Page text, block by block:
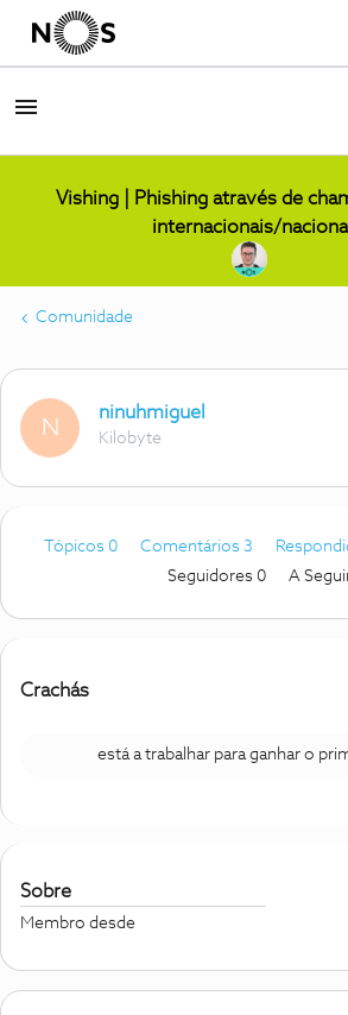
Vishing | Phishing através de
internacionais/
Comunidade
N
ninuhmiguel
Kilobyte
Tópicos 0 Comentários 3
Seguidores 0 A
Crachás
está a trabalhar para ganhar o
Sobre
Membro desde